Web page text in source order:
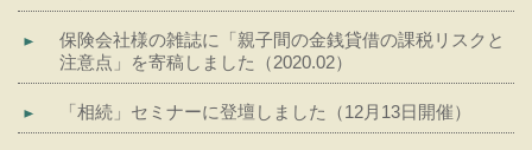
保険会社様の雑誌に「親子間の金銭貸借の課税リスクと
注意点」を寄稿しました（2020.02）
「相続」セミナーに登壇しました（12月13日開催）